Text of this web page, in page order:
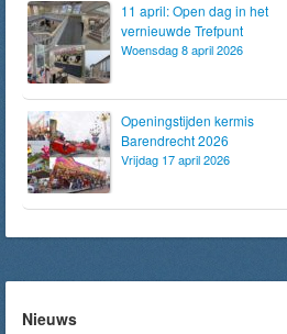
11 april: Open dag in het
vernieuwde Trefpunt
Woensdag 8 april 2026
Openingstijden kermis
Barendrecht 2026
Vrijdag 17 april 2026
Nieuws